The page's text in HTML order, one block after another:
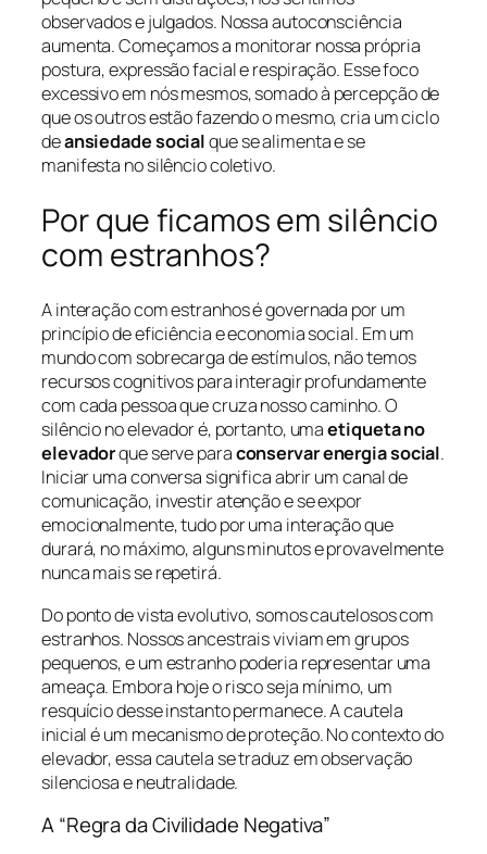
observados e julgados. Nossa autoconsciência
aumenta. Começamos a monitorar nossa própria
postura, expressão facial e respiração. Esse foco
excessivo em nós mesmos, somado à percepção de
que os outros estão fazendo o mesmo, cria um ciclo
deansiedade socialque se alimenta e se
manifesta no silêncio coletivo.
Por que ficamos em silêncio
com estranhos?
A interação com estranhos é governada por um
princípio de eficiência e economia social. Em um
mundo com sobrecarga de estímulos, não temos
recursos cognitivos para interagir profundamente
com cada pessoa que cruza nosso caminho. O
silêncio no elevador é, portanto, umaetiqueta no
elevadorque serve paraconservar energia social.
Iniciar uma conversa significa abrir um canal de
comunicação, investir atenção e se expor
emocionalmente, tudo por uma interação que
durará, no máximo, alguns minutos e provavelmente
nunca mais se repetirá.
Do ponto de vista evolutivo, somos cautelosos com
estranhos. Nossos ancestrais viviam em grupos
pequenos, e um estranho poderia representar uma
ameaça. Embora hoje o risco seja mínimo, um
resquício desse instanto permanece. A cautela
inicial é um mecanismo de proteção. No contexto do
elevador, essa cautela se traduz em observação
silenciosa e neutralidade.
A “Regra da Civilidade Negativa”